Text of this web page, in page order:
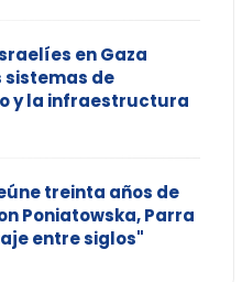
en Gaza
sistemas de
y la infraestructura
treinta años de
Poniatowska, Parra
entre siglos"